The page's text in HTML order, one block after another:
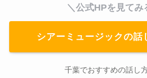
＼公式HPを見てみ
シアーミュージックの話
千葉でおすすめの話し